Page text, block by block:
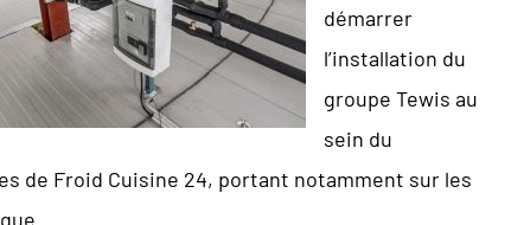
démarrer
l’installation du
groupe Tewis au
sein du
de Froid Cuisine 24, portant notamment sur les